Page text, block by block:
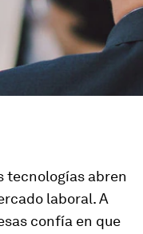
tecnologías abren
laboral. A
confía en que